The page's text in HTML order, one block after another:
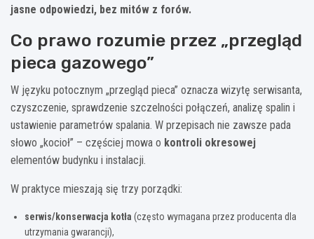
jasne odpowiedzi, bez mitów z forów.
Co prawo rozumie przez „przegląd
pieca gazowego”
W języku potocznym „przegląd pieca” oznacza wizytę serwisanta,
czyszczenie, sprawdzenie szczelności połączeń, analizę spalin i
ustawienie parametrów spalania. W przepisach nie zawsze pada
słowo „kocioł” – częściej mowa o kontroli okresowej
elementów budynku i instalacji.
W praktyce mieszają się trzy porządki:
serwis/konserwacja kotła (często wymagana przez producenta dla
utrzymania gwarancji),